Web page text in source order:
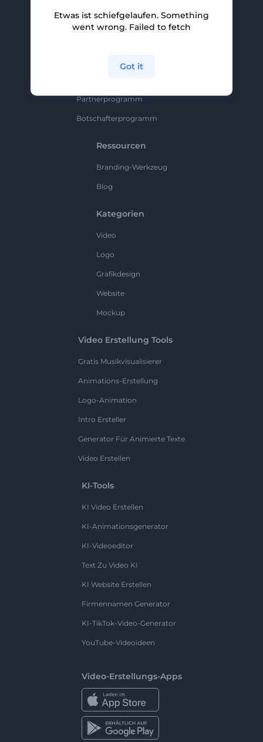
Partnerprogramm
Partnerprogramm
Botschafterprogramm
Ressourcen
Branding-Werkzeug
Blog
Kategorien
Video
Logo
Grafikdesign
Website
Mockup
Video Erstellung Tools
Gratis Musikvisualisierer
Animations-Erstellung
Logo-Animation
Intro Ersteller
Generator Für Animierte Texte
Video Erstellen
KI-Tools
KI Video Erstellen
KI-Animationsgenerator
KI-Videoeditor
Text Zu Video KI
KI Website Erstellen
Firmennamen Generator
KI-TikTok-Video-Generator
YouTube-Videoideen
Video-Erstellungs-Apps
Etwas ist schiefgelaufen. Something
went wrong. Failed to fetch
Got it